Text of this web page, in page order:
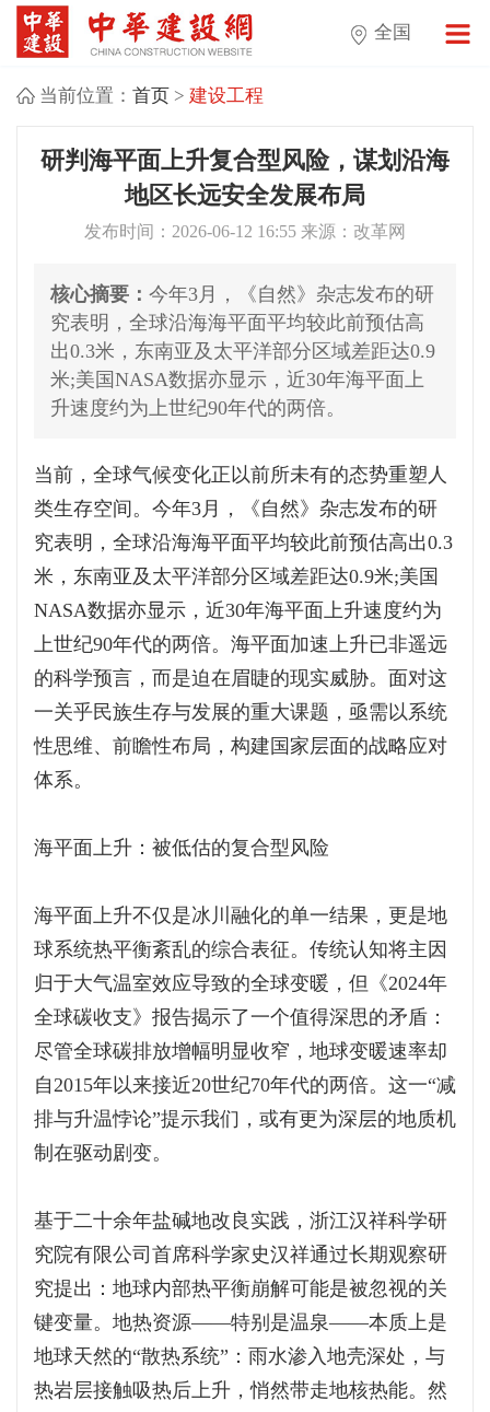
全国
当前位置： 首页> 建设工程
研判海平面上升复合型风险，谋划沿海
地区长远安全发展布局
发布时间：2026-06-12 16:55 来源：改革网
核心摘要： 今年3月，《自然》杂志发布的研
究表明，全球沿海海平面平均较此前预估高
出0.3米，东南亚及太平洋部分区域差距达0.9
米;美国NASA数据亦显示，近30年海平面上
升速度约为上世纪90年代的两倍。
当前，全球气候变化正以前所未有的态势重塑人
类生存空间。今年3月，《自然》杂志发布的研
究表明，全球沿海海平面平均较此前预估高出0.3
米，东南亚及太平洋部分区域差距达0.9米;美国
NASA数据亦显示，近30年海平面上升速度约为
上世纪90年代的两倍。海平面加速上升已非遥远
的科学预言，而是迫在眉睫的现实威胁。面对这
一关乎民族生存与发展的重大课题，亟需以系统
性思维、前瞻性布局，构建国家层面的战略应对
体系。
海平面上升：被低估的复合型风险
海平面上升不仅是冰川融化的单一结果，更是地
球系统热平衡紊乱的综合表征。传统认知将主因
归于大气温室效应导致的全球变暖，但《2024年
全球碳收支》报告揭示了一个值得深思的矛盾：
尽管全球碳排放增幅明显收窄，地球变暖速率却
自2015年以来接近20世纪70年代的两倍。这一“减
排与升温悖论”提示我们，或有更为深层的地质机
制在驱动剧变。
基于二十余年盐碱地改良实践，浙江汉祥科学研
究院有限公司首席科学家史汉祥通过长期观察研
究提出：地球内部热平衡崩解可能是被忽视的关
键变量。地热资源——特别是温泉——本质上是
地球天然的“散热系统”：雨水渗入地壳深处，与
热岩层接触吸热后上升，悄然带走地核热能。然